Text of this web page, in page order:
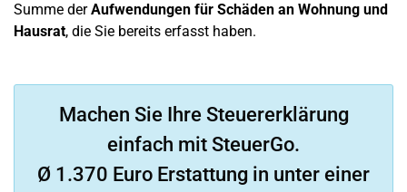
Summe derAufwendungen für Schäden an Wohnung und
Hausrat, die Sie bereits erfasst haben.
Machen Sie Ihre Steuererklärung
einfach mit SteuerGo.
Ø 1.370 Euro Erstattung in unter einer